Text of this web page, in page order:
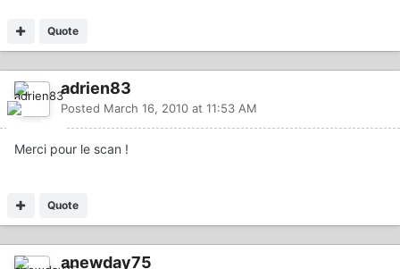
Quote
adrien83
Posted March 16, 2010 at 11:53 AM
Merci pour le scan !
Quote
anewday75